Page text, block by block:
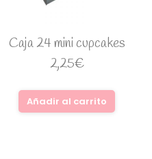
Caja 24 mini cupcakes
2,25€
Añadir al carrito